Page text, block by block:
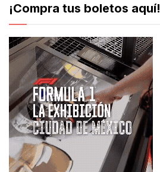
¡Compra tus boletos aquí!